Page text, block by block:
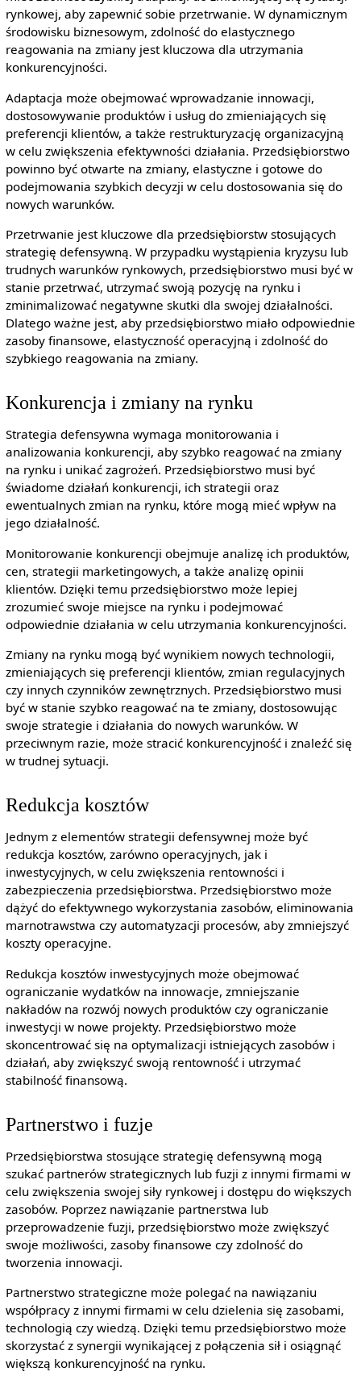
rynkowej, aby zapewnić sobie przetrwanie. W dynamicznym
środowisku biznesowym, zdolność do elastycznego
reagowania na zmiany jest kluczowa dla utrzymania
konkurencyjności.
Adaptacja może obejmować wprowadzanie innowacji,
dostosowywanie produktów i usług do zmieniających się
preferencji klientów, a także restrukturyzację organizacyjną
w celu zwiększenia efektywności działania. Przedsiębiorstwo
powinno być otwarte na zmiany, elastyczne i gotowe do
podejmowania szybkich decyzji w celu dostosowania się do
nowych warunków.
Przetrwanie jest kluczowe dla przedsiębiorstw stosujących
strategię defensywną. W przypadku wystąpienia kryzysu lub
trudnych warunków rynkowych, przedsiębiorstwo musi być w
stanie przetrwać, utrzymać swoją pozycję na rynku i
zminimalizować negatywne skutki dla swojej działalności.
Dlatego ważne jest, aby przedsiębiorstwo miało odpowiednie
zasoby finansowe, elastyczność operacyjną i zdolność do
szybkiego reagowania na zmiany.
Konkurencja i zmiany na rynku
Strategia defensywna wymaga monitorowania i
analizowania konkurencji, aby szybko reagować na zmiany
na rynku i unikać zagrożeń. Przedsiębiorstwo musi być
świadome działań konkurencji, ich strategii oraz
ewentualnych zmian na rynku, które mogą mieć wpływ na
jego działalność.
Monitorowanie konkurencji obejmuje analizę ich produktów,
cen, strategii marketingowych, a także analizę opinii
klientów. Dzięki temu przedsiębiorstwo może lepiej
zrozumieć swoje miejsce na rynku i podejmować
odpowiednie działania w celu utrzymania konkurencyjności.
Zmiany na rynku mogą być wynikiem nowych technologii,
zmieniających się preferencji klientów, zmian regulacyjnych
czy innych czynników zewnętrznych. Przedsiębiorstwo musi
być w stanie szybko reagować na te zmiany, dostosowując
swoje strategie i działania do nowych warunków. W
przeciwnym razie, może stracić konkurencyjność i znaleźć się
w trudnej sytuacji.
Redukcja kosztów
Jednym z elementów strategii defensywnej może być
redukcja kosztów, zarówno operacyjnych, jak i
inwestycyjnych, w celu zwiększenia rentowności i
zabezpieczenia przedsiębiorstwa. Przedsiębiorstwo może
dążyć do efektywnego wykorzystania zasobów, eliminowania
marnotrawstwa czy automatyzacji procesów, aby zmniejszyć
koszty operacyjne.
Redukcja kosztów inwestycyjnych może obejmować
ograniczanie wydatków na innowacje, zmniejszanie
nakładów na rozwój nowych produktów czy ograniczanie
inwestycji w nowe projekty. Przedsiębiorstwo może
skoncentrować się na optymalizacji istniejących zasobów i
działań, aby zwiększyć swoją rentowność i utrzymać
stabilność finansową.
Partnerstwo i fuzje
Przedsiębiorstwa stosujące strategię defensywną mogą
szukać partnerów strategicznych lub fuzji z innymi firmami w
celu zwiększenia swojej siły rynkowej i dostępu do większych
zasobów. Poprzez nawiązanie partnerstwa lub
przeprowadzenie fuzji, przedsiębiorstwo może zwiększyć
swoje możliwości, zasoby finansowe czy zdolność do
tworzenia innowacji.
Partnerstwo strategiczne może polegać na nawiązaniu
współpracy z innymi firmami w celu dzielenia się zasobami,
technologią czy wiedzą. Dzięki temu przedsiębiorstwo może
skorzystać z synergii wynikającej z połączenia sił i osiągnąć
większą konkurencyjność na rynku.